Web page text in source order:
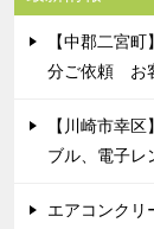
【中郡二宮
分ご依頼 お
【川崎市幸
ブル、電子レ
エアコンク